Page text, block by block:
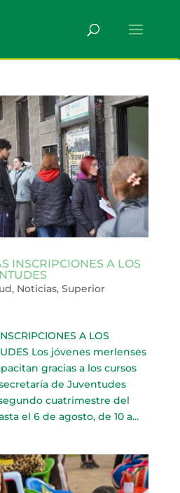
INSCRIPCIONES A LOS
, Noticias, Superior
A LOS
Los jóvenes merlenses
gracias a los cursos
de Juventudes
cuatrimestre del
el 6 de agosto, de 10 a...